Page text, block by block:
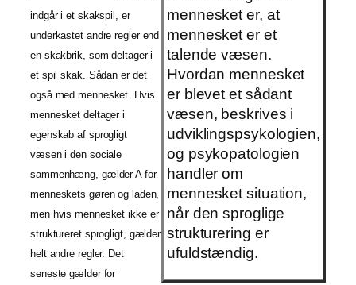
mennesket er, at
mennesket er et
talende væsen.
Hvordan mennesket
er blevet et sådant
væsen, beskrives i
udviklingspsykologien,
og psykopatologien
handler om
mennesket situation,
når den sproglige
strukturering er
ufuldstændig.
indgår i et skakspil, er
underkastet andre regler end
en skakbrik, som deltager i
et spil skak. Sådan er det
også med mennesket. Hvis
mennesket deltager i
egenskab af sprogligt
væsen i den sociale
sammenhæng, gælder A for
menneskets gøren og laden,
men hvis mennesket ikke er
struktureret sprogligt, gælder
helt andre regler. Det
seneste gælder for